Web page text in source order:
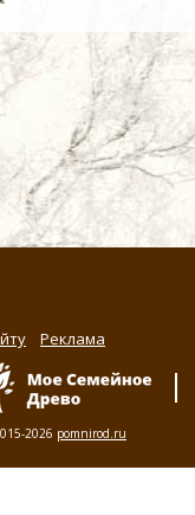
Реклама
2026 pomnirod.ru